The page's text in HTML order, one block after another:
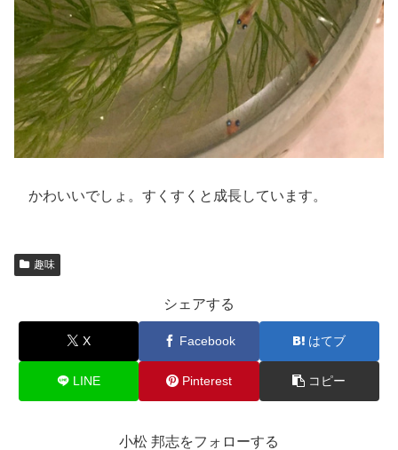
かわいいでしょ。すくすくと成長しています。
趣味
シェアする
X Facebook はてブ
LINE Pinterest コピー
小松 邦志をフォローする